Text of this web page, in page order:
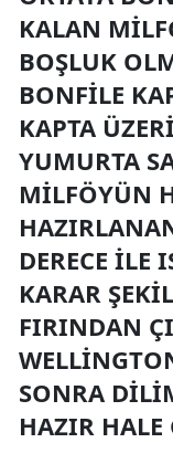
KALAN
BOŞLUK
BONFILE
KAPTA
YUMURTA
MILFÖYÜN
DERECE
KARAR
FIRINDAN
SONRA
HAZIR HALE